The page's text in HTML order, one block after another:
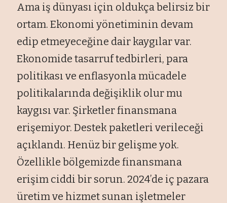
Ama iş dünyası için oldukça belirsiz bir
ortam. Ekonomi yönetiminin devam
edip etmeyeceğine dair kaygılar var.
Ekonomide tasarruf tedbirleri, para
politikası ve enflasyonla mücadele
politikalarında değişiklik olur mu
kaygısı var. Şirketler finansmana
erişemiyor. Destek paketleri verileceği
açıklandı. Henüz bir gelişme yok.
Özellikle bölgemizde finansmana
erişim ciddi bir sorun. 2024’de iç pazara
üretim ve hizmet sunan işletmeler